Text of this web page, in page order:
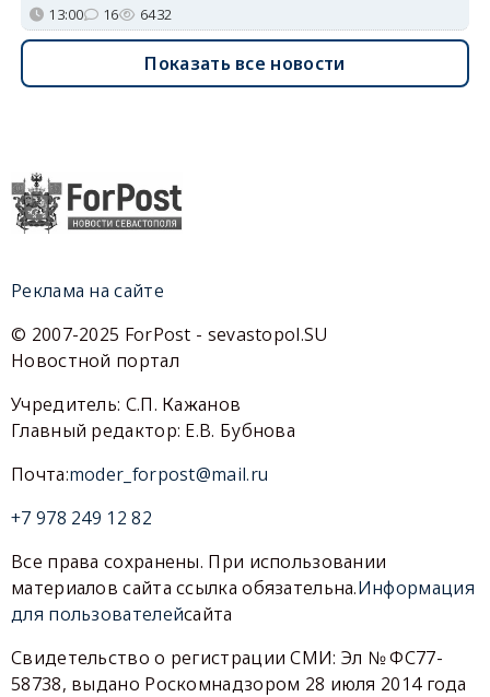
13:00 16 6432
Показать все новости
Реклама на сайте
© 2007-2025 ForPost - sevastopol.SU
Новостной портал
Учредитель: С.П. Кажанов
Главный редактор: Е.В. Бубнова
Почта:moder_forpost@mail.ru
+7 978 249 12 82
Все права сохранены. При использовании
материалов сайта ссылка обязательна.Информация
для пользователейсайта
Свидетельство о регистрации СМИ: Эл № ФС77-
58738, выдано Роскомнадзором 28 июля 2014 года